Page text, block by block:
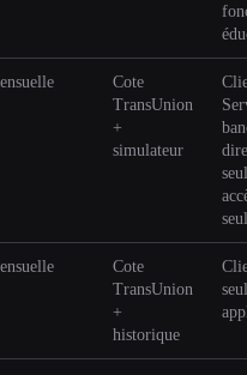
Cote
TransUnion
+
simulateur
Cote
TransUnion
+
historique